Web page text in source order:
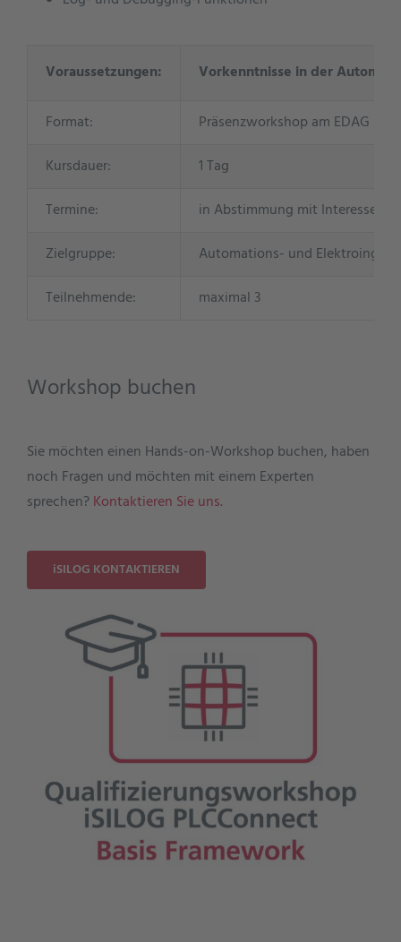
Voraussetzungen: Vorkenntnisse in der
Format:
Präsenzworkshop am EDAG
Kursdauer:
1 Tag
Termine:
in Abstimmung mit
Zielgruppe:
Automations- und
Teilnehmende:
maximal 3
Workshop buchen
Sie möchten einen Hands-on-Workshop buchen, haben
noch Fragen und möchten mit einem Experten
sprechen?Kontaktieren Sie uns.
iSILOG KONTAKTIEREN